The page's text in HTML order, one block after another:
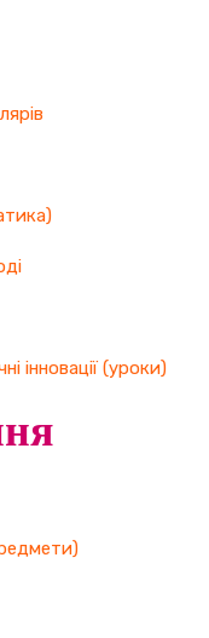
інновації (уроки)